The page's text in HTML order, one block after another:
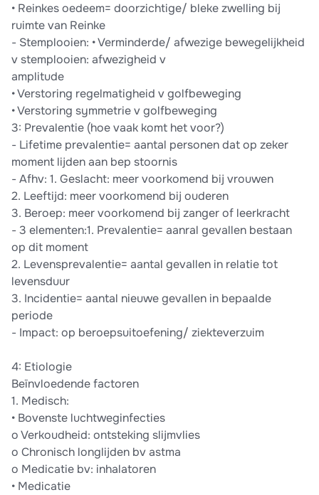
• Reinkes oedeem= doorzichtige/ bleke zwelling bij
ruimte van Reinke
- Stemplooien: • Verminderde/ afwezige bewegelijkheid
v stemplooien: afwezigheid v
amplitude
• Verstoring regelmatigheid v golfbeweging
• Verstoring symmetrie v golfbeweging
3: Prevalentie (hoe vaak komt het voor?)
- Lifetime prevalentie= aantal personen dat op zeker
moment lijden aan bep stoornis
- Afhv: 1. Geslacht: meer voorkomend bij vrouwen
2. Leeftijd: meer voorkomend bij ouderen
3. Beroep: meer voorkomend bij zanger of leerkracht
- 3 elementen:1. Prevalentie= aanral gevallen bestaan
op dit moment
2. Levensprevalentie= aantal gevallen in relatie tot
levensduur
3. Incidentie= aantal nieuwe gevallen in bepaalde
periode
- Impact: op beroepsuitoefening/ ziekteverzuim
4: Etiologie
Beïnvloedende factoren
1. Medisch:
• Bovenste luchtweginfecties
o Verkoudheid: ontsteking slijmvlies
o Chronisch longlijden bv astma
o Medicatie bv: inhalatoren
• Medicatie